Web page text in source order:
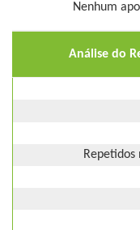
Nenhum
Análise do
Repetidos